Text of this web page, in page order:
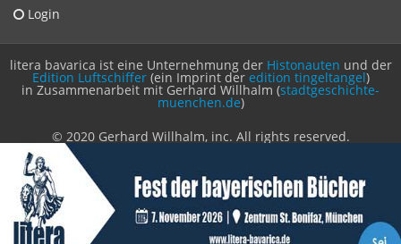
Zeitschriften
Sitemap
Sitemap
Impressum
Datenschutzerklärung
Statistik